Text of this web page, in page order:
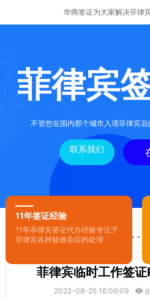
华商签证为大家解决菲律
菲律宾
不管您在国内那个城市入境菲律宾
联系我们
11年签证经验
11年菲律宾签证代办经验专注于
菲律宾各种疑难杂症的处理
您的位置：首页-菲律宾签证代办-
菲律宾临时工作签
2022-08-25 16:06:09